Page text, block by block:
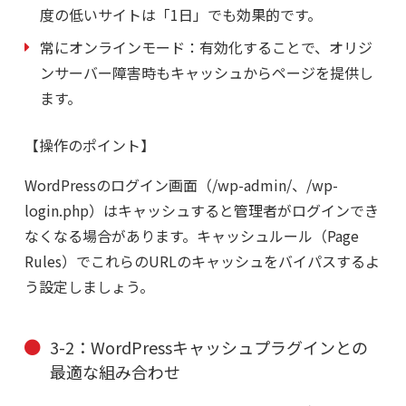
度の低いサイトは「1日」でも効果的です。
常にオンラインモード： 有効化することで、オリジ
ンサーバー障害時もキャッシュからページを提供し
ます。
【操作のポイント】
WordPressのログイン画面（/wp-admin/、/wp-
login.php）はキャッシュすると管理者がログインでき
なくなる場合があります。キャッシュルール（Page
Rules）でこれらのURLのキャッシュをバイパスするよ
う設定しましょう。
3-2：WordPressキャッシュプラグインとの
最適な組み合わせ